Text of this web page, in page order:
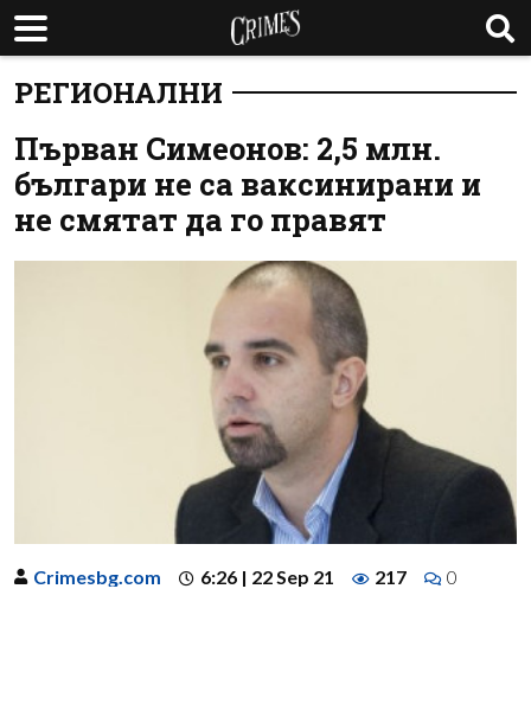
РЕГИОНАЛНИ
Първан Симеонов: 2,5 млн.
българи не са ваксинирани и
не смятат да го правят
Crimesbg.com 6:26 | 22 Sep 21 217 0